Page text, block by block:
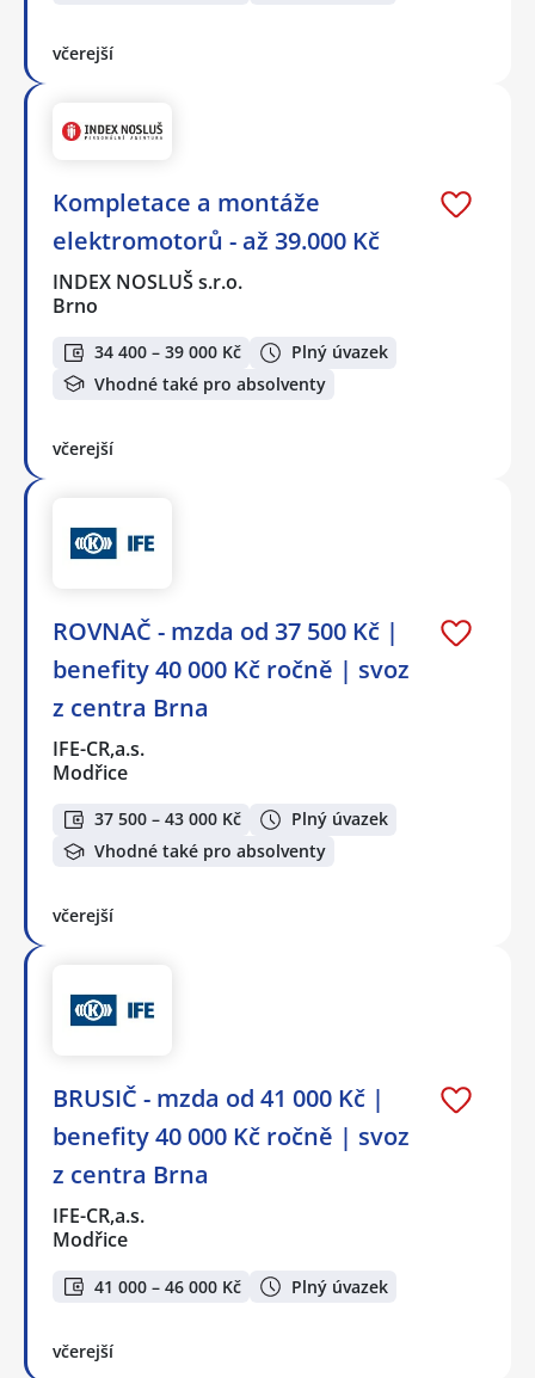
včerejší
Kompletace a montáže
elektromotorů - až 39.000 Kč
INDEX NOSLUŠ s.r.o.
Brno
34 400 – 39 000 Kč
Plný úvazek
Vhodné také pro absolventy
včerejší
ROVNAČ - mzda od 37 500 Kč |
benefity 40 000 Kč ročně | svoz
z centra Brna
IFE-CR,a.s.
Modřice
37 500 – 43 000 Kč
Plný úvazek
Vhodné také pro absolventy
včerejší
BRUSIČ - mzda od 41 000 Kč |
benefity 40 000 Kč ročně | svoz
z centra Brna
IFE-CR,a.s.
Modřice
41 000 – 46 000 Kč Plný úvazek
včerejší